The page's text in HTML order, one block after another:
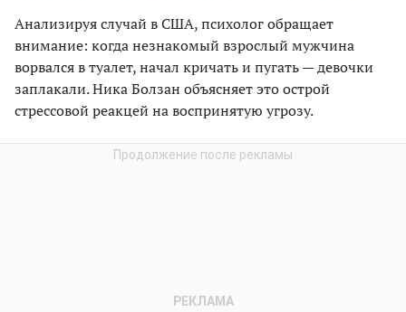
Анализируя случай в США, психолог обращает
внимание: когда незнакомый взрослый мужчина
ворвался в туалет, начал кричать и пугать — девочки
заплакали. Ника Болзан объясняет это острой
стрессовой реакцей на воспринятую угрозу.